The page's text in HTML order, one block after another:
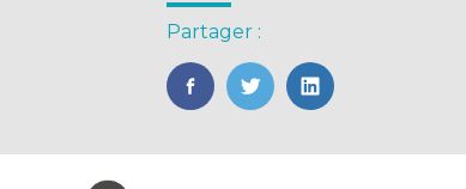
Partager :
FaceBook
TwitterLinkedIn